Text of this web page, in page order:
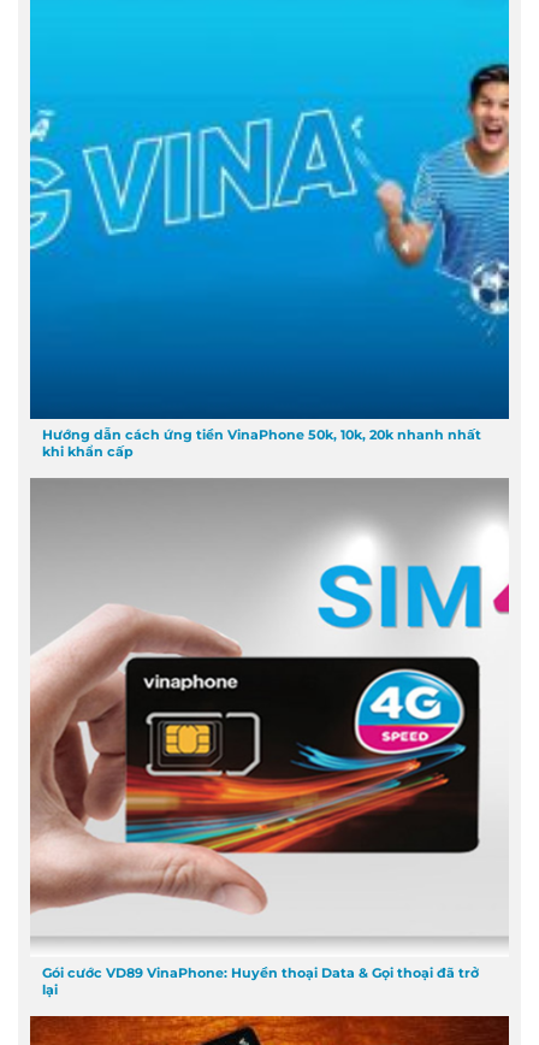
Hướng dẫn cách ứng tiền VinaPhone 50k, 10k, 20k nhanh nhất
khi khẩn cấp
Gói cước VD89 VinaPhone: Huyền thoại Data & Gọi thoại đã trở
lại